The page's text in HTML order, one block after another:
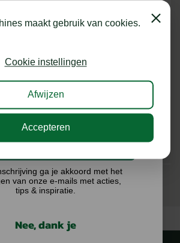
maakt gebruik van cookies. Close
Cookie instellingen
Afwijzen
Accepteren
te besteden op onze webshop.
doe graag mee!
ga je akkoord met het
van onze e-mails met acties,
tips & inspiratie.
Nee, dank je